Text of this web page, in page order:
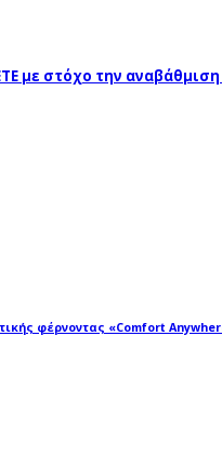
με στόχο την
φέρνοντας «Comfort